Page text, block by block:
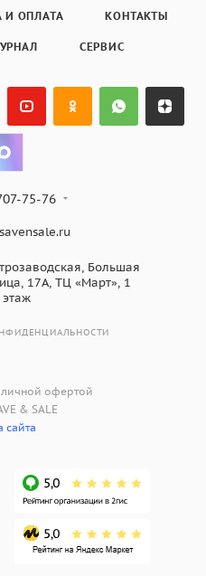
И ОПЛАТА КОНТАКТЫ
СЕРВИС
75-76
Большая
17А, ТЦ «Март», 1
этаж
офертой
& SALE
сайта